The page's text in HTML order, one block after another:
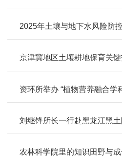
2025年土壤与地下水风险防
京津冀地区土壤耕地保育关
资环所举办 “植物营养融合学
刘继锋所长一行赴黑龙江黑
农林科学院里的知识田野与